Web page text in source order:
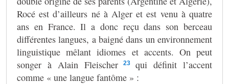
Rocé est d’ailleurs né à Alger et est venu à quatre
ans en France. Il a donc reçu dans son berceau
différentes langues, a baigné dans un environnement
linguistique mêlant idiomes et accents. On peut
songer à Alain Fleischer 23 qui définit l’accent
comme « une langue fantôme » :